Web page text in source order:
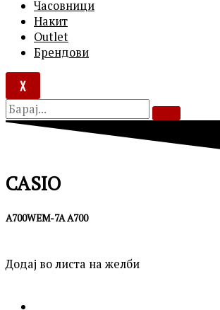
Часовници
Накит
Outlet
Брендови
X
CASIO
A700WEM-7A A700
Додај во листа на желби